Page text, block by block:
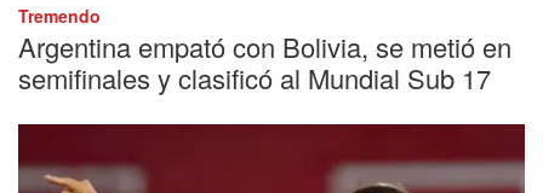
Tremendo
Argentina empató con Bolivia, se metió en
semifinales y clasificó al Mundial Sub 17